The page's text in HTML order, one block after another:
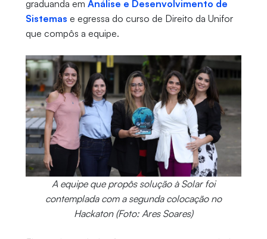
graduanda em Análise e Desenvolvimento de
Sistemas e egressa do curso de Direito da Unifor
que compôs a equipe.
A equipe que propôs solução à Solar foi
contemplada com a segunda colocação no
Hackaton (Foto: Ares Soares)